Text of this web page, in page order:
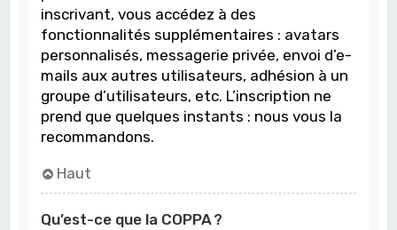
inscrivant, vous accédez à des
fonctionnalités supplémentaires : avatars
personnalisés, messagerie privée, envoi d’e-
mails aux autres utilisateurs, adhésion à un
groupe d’utilisateurs, etc. L’inscription ne
prend que quelques instants : nous vous la
recommandons.
Haut
Qu’est-ce que la COPPA ?